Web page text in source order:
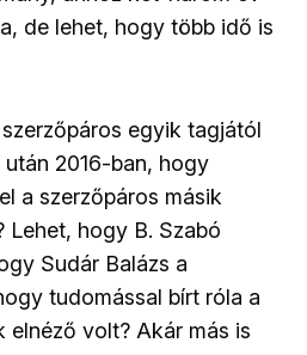
de lehet, hogy több idő is
egyik tagjától
2016-ban, hogy
a szerzőpáros másik
Lehet, hogy B. Szabó
Sudár Balázs a
tudomással bírt róla a
elnéző volt? Akár más is